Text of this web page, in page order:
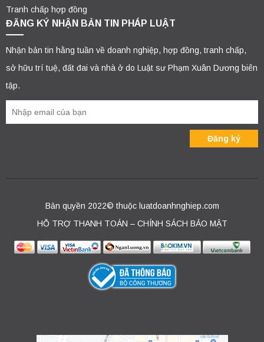
Tranh chấp hợp đồng
ĐĂNG KÝ NHẬN BẢN TIN PHÁP LUẬT
Nhận bản tin hằng tuần về doanh nghiệp, hợp đồng, tranh chấp,
sở hữu trí tuệ, đất đai và nhà ở do Luật sư Phạm Xuân Dương biên
tập.
Bản quyền 2022© thuộc luatdoanhnghiep.com
HỖ TRỢ THANH TOÁN – CHÍNH SÁCH BẢO MẬT